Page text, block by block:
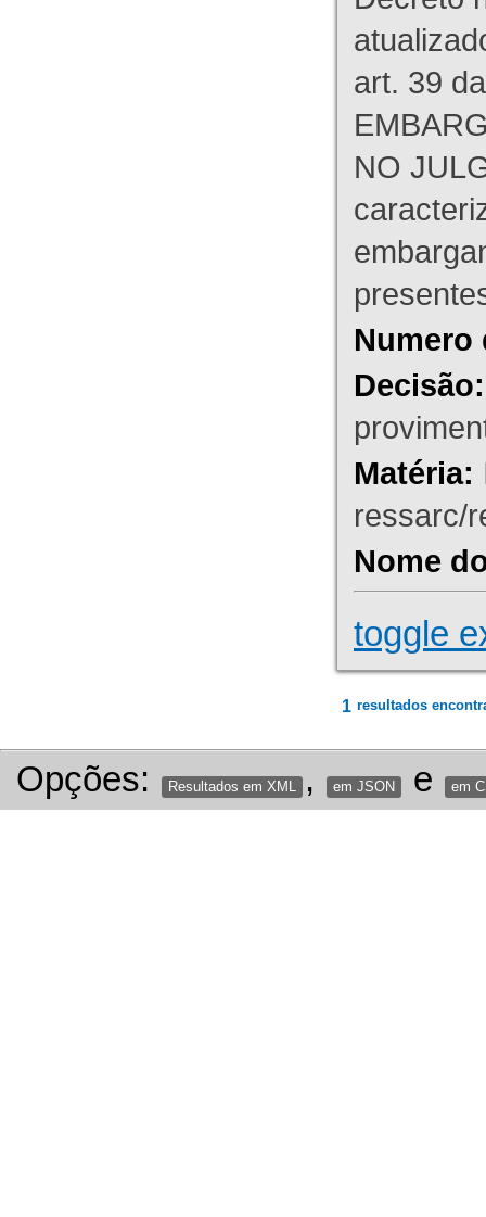
art. 39
NO
Numero
Decisão:
Matéria:
ressarc/
Nome
toggle
1 resultados
Opções: Resultados em XML , em JSON e em